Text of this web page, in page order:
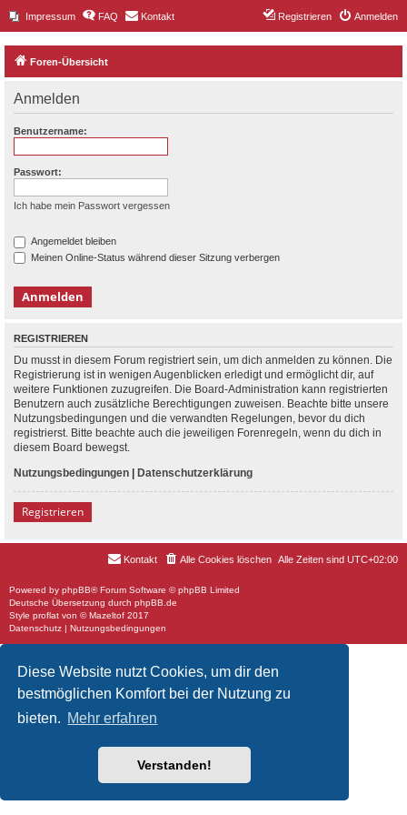
Diese Website nutzt Cookies, um dir den
bestmöglichen Komfort bei der Nutzung zu
bieten. Mehr erfahren
Verstanden!
Impressum FAQ Kontakt Anmelden
Registrieren
Foren-Übersicht
Anmelden
Benutzername:
Passwort:
Ich habe mein Passwort vergessen
Angemeldet bleiben
Meinen Online-Status während dieser Sitzung verbergen
REGISTRIEREN
Du musst in diesem Forum registriert sein, um dich anmelden zu können. Die
Registrierung ist in wenigen Augenblicken erledigt und ermöglicht dir, auf
weitere Funktionen zuzugreifen. Die Board-Administration kann registrierten
Benutzern auch zusätzliche Berechtigungen zuweisen. Beachte bitte unsere
Nutzungsbedingungen und die verwandten Regelungen, bevor du dich
registrierst. Bitte beachte auch die jeweiligen Forenregeln, wenn du dich in
diesem Board bewegst.
Nutzungsbedingungen | Datenschutzerklärung
Registrieren
Alle Zeiten sind UTC+02:00
Alle Cookies löschen
Kontakt
Powered by phpBB® Forum Software © phpBB Limited
Deutsche Übersetzung durch phpBB.de
Style proflat von ©Mazeltof 2017
Datenschutz | Nutzungsbedingungen